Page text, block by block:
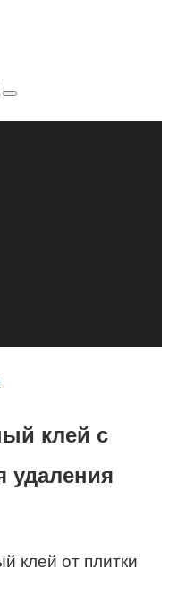
клей с
удаления